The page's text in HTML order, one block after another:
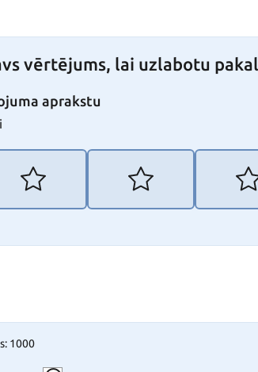
vērtējums, lai uzlabotu
aprakstu
1000